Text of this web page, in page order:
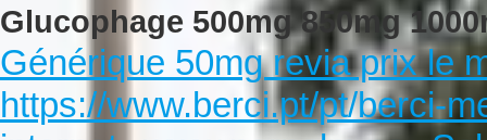
Glucophage 500mg 850mg
Générique 50mg revia prix le
https://www.berci.pt/pt/berci-